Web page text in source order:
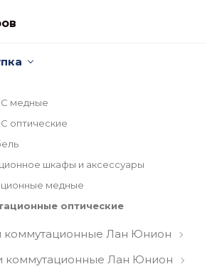
медные
оптические
шкафы и аксессуары
медные
оптические
коммутационные Лан Юнион
коммутационные Лан Юнион